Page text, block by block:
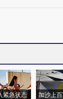
紧急状态
加沙上